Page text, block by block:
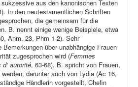
aus den kanonischen Texten
In den neutestamentlichen Schriften
die gemeinsam für die
B. nennt einige wenige Beispiele, etwa
Anm. 23, Phm 1-2). Sehr
über unabhängige Frauen
zugesprochen wird (Femmes
autorité, 63-68). B. spricht von Frauen,
werden, darunter auch von Lydia (Ac 16,
Händlerin vorgestellt, Chefin